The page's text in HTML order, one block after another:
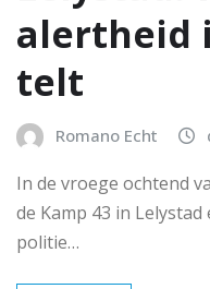
alertheid
telt
Romano Echt
In de vroege ochtend
de Kamp 43 in
politie…